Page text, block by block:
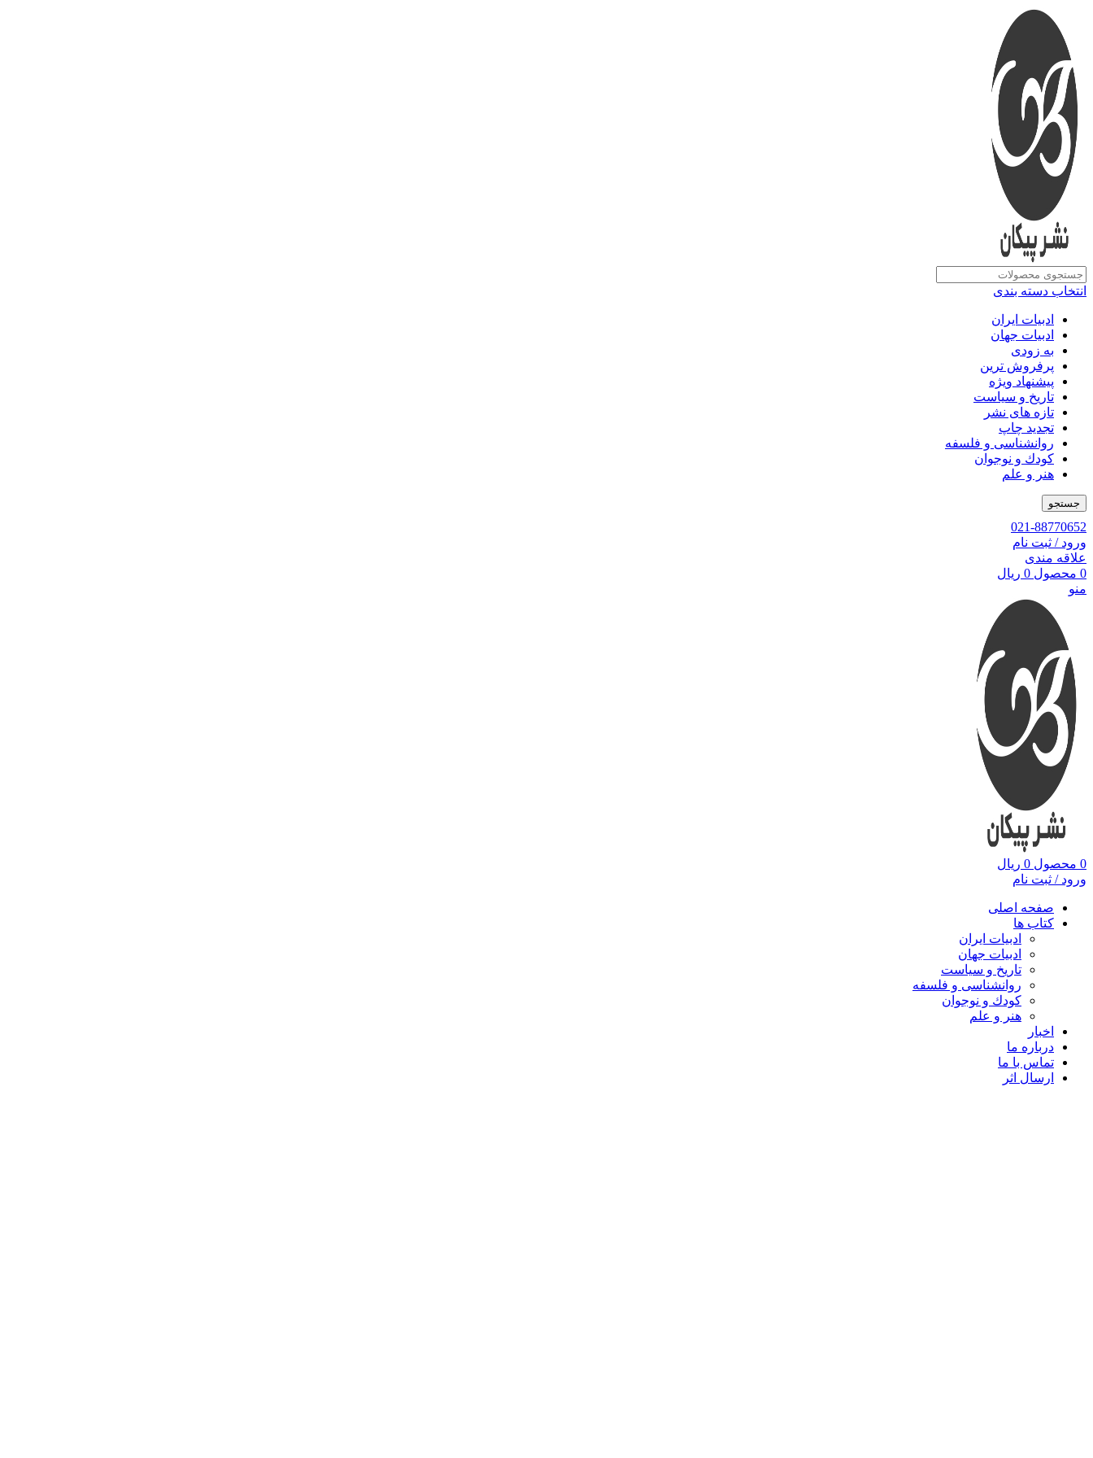
انتخاب دسته بندی
ادبیات ایران
ادبیات جهان
به زودی
پرفروش ترین
پیشنهاد ویژه
تاریخ و سیاست
تازه های نشر
تجدید چاپ
روانشناسی و فلسفه
کودك و نوجوان
هنر و علم
جستجو
021-88770652
ورود / ثبت نام
علاقه مندی
0 محصول 0 ریال
منو
0 محصول 0 ریال
ورود / ثبت نام
صفحه اصلی
کتاب ها
ادبیات ایران
ادبیات جهان
تاریخ و سیاست
روانشناسی و فلسفه
کودك و نوجوان
هنر و علم
اخبار
درباره ما
تماس با ما
ارسال اثر